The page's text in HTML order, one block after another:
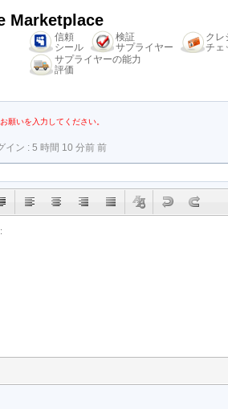
Marketplace
信頼
シール
検証
サプライヤー
クレ
チェ
サプライヤーの能力
評価
願いを入力してください。
イン : 5 時間 10 分前 前